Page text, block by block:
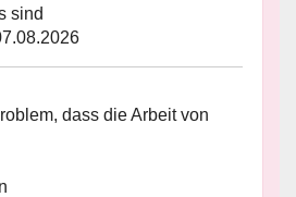
sind
dass die Arbeit von